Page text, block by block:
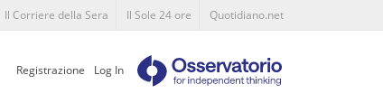
Il Corriere della Sera Il Sole 24 ore Quotidiano.net
CercaRegistrazione Log In